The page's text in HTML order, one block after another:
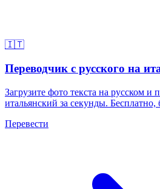
🇮🇹
Переводчик с русского на
Загрузите фото текста на русском
итальянский за секунды. Бесплатно,
Перевести